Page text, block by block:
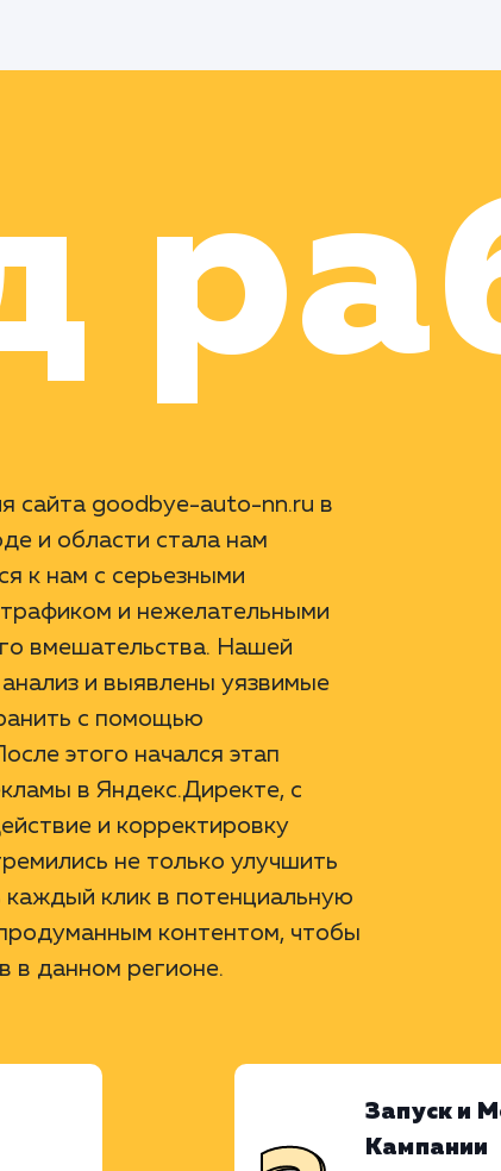
сайта goodbye-auto-nn.ru в
и области стала нам
к нам с серьезными
и нежелательными
вмешательства. Нашей
и выявлены уязвимые
с помощью
этого начался этап
в Яндекс.Директе, с
и корректировку
не только улучшить
каждый клик в потенциальную
контентом, чтобы
в данном регионе.
Запуск и
Кампании